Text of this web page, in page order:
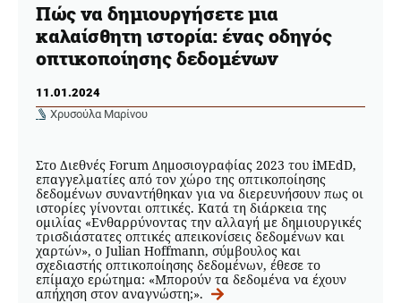
Πώς να δημιουργήσετε μια
καλαίσθητη ιστορία: ένας οδηγός
οπτικοποίησης δεδομένων
11.01.2024
Χρυσούλα Μαρίνου
Στο Διεθνές Forum Δημοσιογραφίας 2023 του iMEdD,
επαγγελματίες από τον χώρο της οπτικοποίησης
δεδομένων συναντήθηκαν για να διερευνήσουν πως οι
ιστορίες γίνονται οπτικές. Κατά τη διάρκεια της
ομιλίας «Ενθαρρύνοντας την αλλαγή με δημιουργικές
τρισδιάστατες οπτικές απεικονίσεις δεδομένων και
χαρτών», ο Julian Hoffmann, σύμβουλος και
σχεδιαστής οπτικοποίησης δεδομένων, έθεσε το
επίμαχο ερώτημα: «Μπορούν τα δεδομένα να έχουν
απήχηση στον αναγνώστη;».